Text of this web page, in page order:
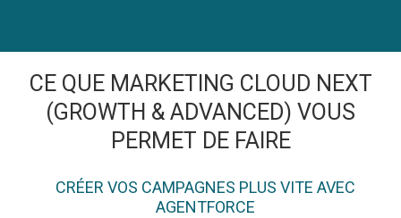
CE QUE MARKETING CLOUD NEXT
(GROWTH & ADVANCED) VOUS
PERMET DE FAIRE
CRÉER VOS CAMPAGNES PLUS VITE AVEC
AGENTFORCE